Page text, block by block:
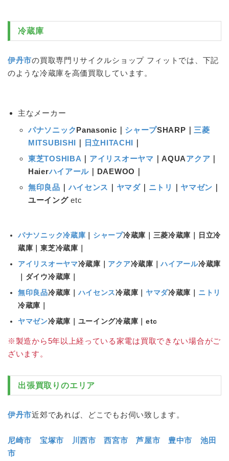
冷蔵庫
伊丹市の買取専門リサイクルショップ フィットでは、下記
のような冷蔵庫を高価買取しています。
主なメーカー
パナソニックPanasonic｜ シャープSHARP｜ 三菱
MITSUBISHI ｜ 日立HITACHI ｜
東芝TOSHIBA ｜ アイリスオーヤマ ｜AQUAアクア ｜
Haierハイアール ｜DAEWOO｜
無印良品 ｜ハイセンス ｜ ヤマダ｜ ニトリ ｜ ヤマゼン ｜
ユーイングetc
パナソニック冷蔵庫 シャープ冷蔵庫 ｜三菱冷蔵庫 ｜日立冷
蔵庫 ｜東芝冷蔵庫
アイリスオーヤマ冷蔵庫 アクア冷蔵庫 ｜ハイアール冷蔵庫
｜ダイウ冷蔵庫
無印良品冷蔵庫 ハイセンス冷蔵庫 ヤマダ冷蔵庫
ニトリ
冷蔵庫
ヤマゼン冷蔵庫 ｜ユーイング冷蔵庫 ｜etc
※製造から5年以上経っている家電は買取できない場合がご
ざいます。
出張買取りのエリア
伊丹市近郊であれば、どこでもお伺い致します。
尼崎市 宝塚市 川西市 西宮市 芦屋市 豊中市
池田
市